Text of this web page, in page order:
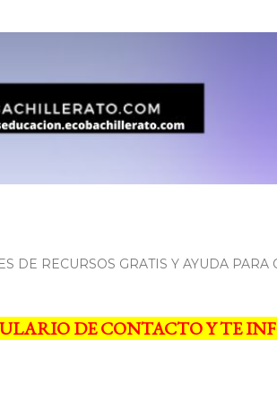
DE RECURSOS GRATIS Y AYUDA
DE CONTACTO Y TE